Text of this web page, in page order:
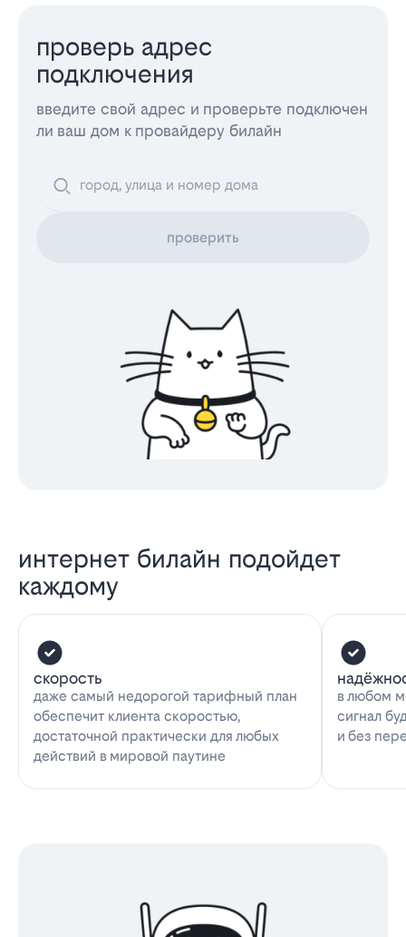
проверь адрес
подключения
введите свой адрес и проверьте подключен
ли ваш дом к провайдеру билайн
проверить
интернет билайн подойдет
каждому
скорость
даже самый недорогой тарифный план
обеспечит клиента скоростью,
достаточной практически для любых
действий в мировой паутине
в любом
сигнал
и без